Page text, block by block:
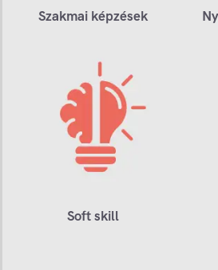
Szakmai képzések
Soft skill